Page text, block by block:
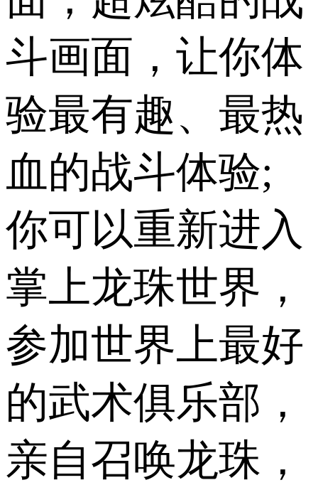
斗画面，让你体
验最有趣、最热
血的战斗体验;
你可以重新进入
掌上龙珠世界，
参加世界上最好
的武术俱乐部，
亲自召唤龙珠，